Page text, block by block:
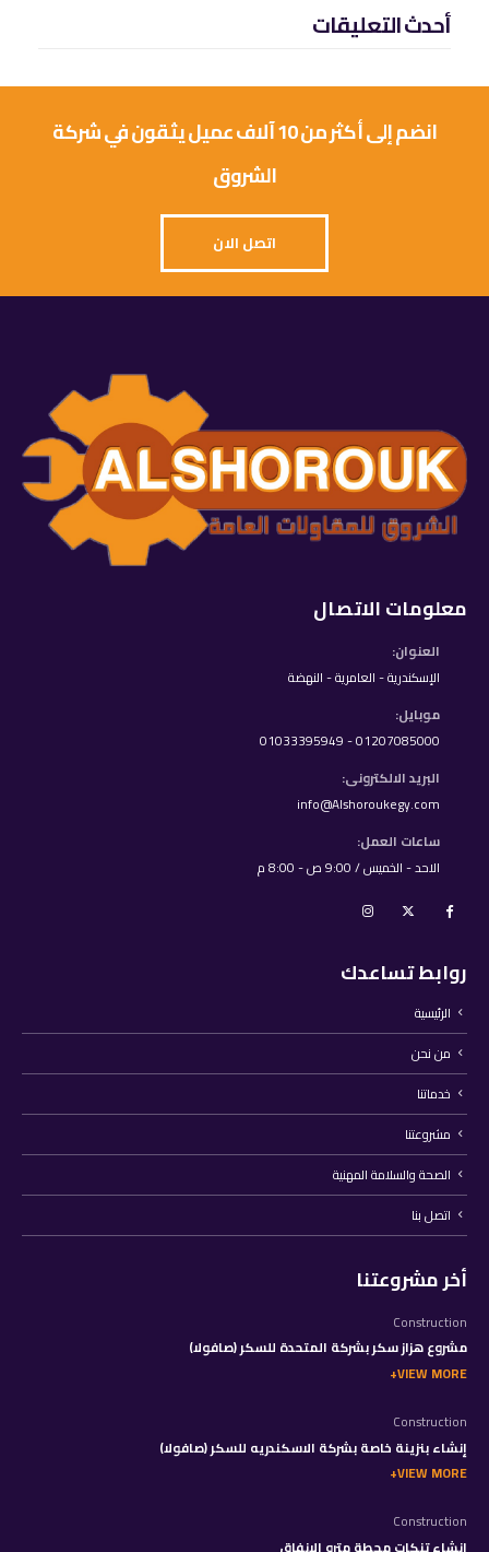
أحدث التعليقات
انضم إلى أكثر من 10 آلاف عميل يثقون في شركة
الشروق
اتصل الان
معلومات الاتصال
العنوان:
الإسكندرية - العامرية - النهضة
موبايل:
01207085000 - 01033395949
البريد الالكترونى:
info@Alshoroukegy.com
ساعات العمل:
الاحد - الخميس / 9:00 ص - 8:00 م
روابط تساعدك
الرئيسية
من نحن
خدماتنا
مشروعتنا
الصحة والسلامة المهنية
اتصل بنا
أخر مشروعتنا
Construction
مشروع هزاز سكر بشركة المتحدة للسكر (صافولا)
VIEW MORE
Construction
إنشاء بنزينة خاصة بشركة الاسكندريه للسكر (صافولا)
VIEW MORE
Construction